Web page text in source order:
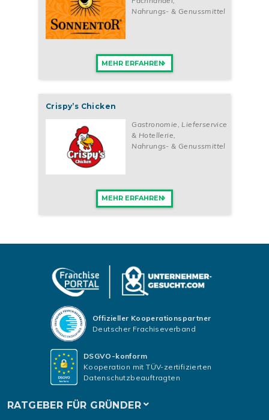
Nahrungs- & Genussmittel
MEHR ERFAHREN
Crispy’s Chicken
Gastronomie, Lieferservice
& Hotellerie,
Nahrungs- & Genussmittel
MEHR ERFAHREN
Offizieller Kooperationspartner
Deutscher Frachiseverband
DSGVO-konform
Kooperation mit TÜV-zertifizierten
Datenschutzbeauftragten
RATGEBER FÜR GRÜNDER